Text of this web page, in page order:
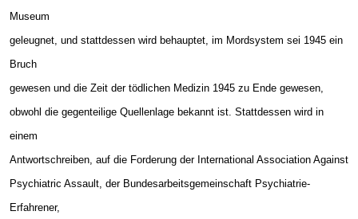
Museum
geleugnet, und stattdessen wird behauptet, im Mordsystem sei 1945 ein
Bruch
gewesen und die Zeit der tödlichen Medizin 1945 zu Ende gewesen,
obwohl die gegenteilige Quellenlage bekannt ist. Stattdessen wird in
einem
Antwortschreiben, auf die Forderung der International Association Against
Psychiatric Assault, der Bundesarbeitsgemeinschaft Psychiatrie-
Erfahrener,